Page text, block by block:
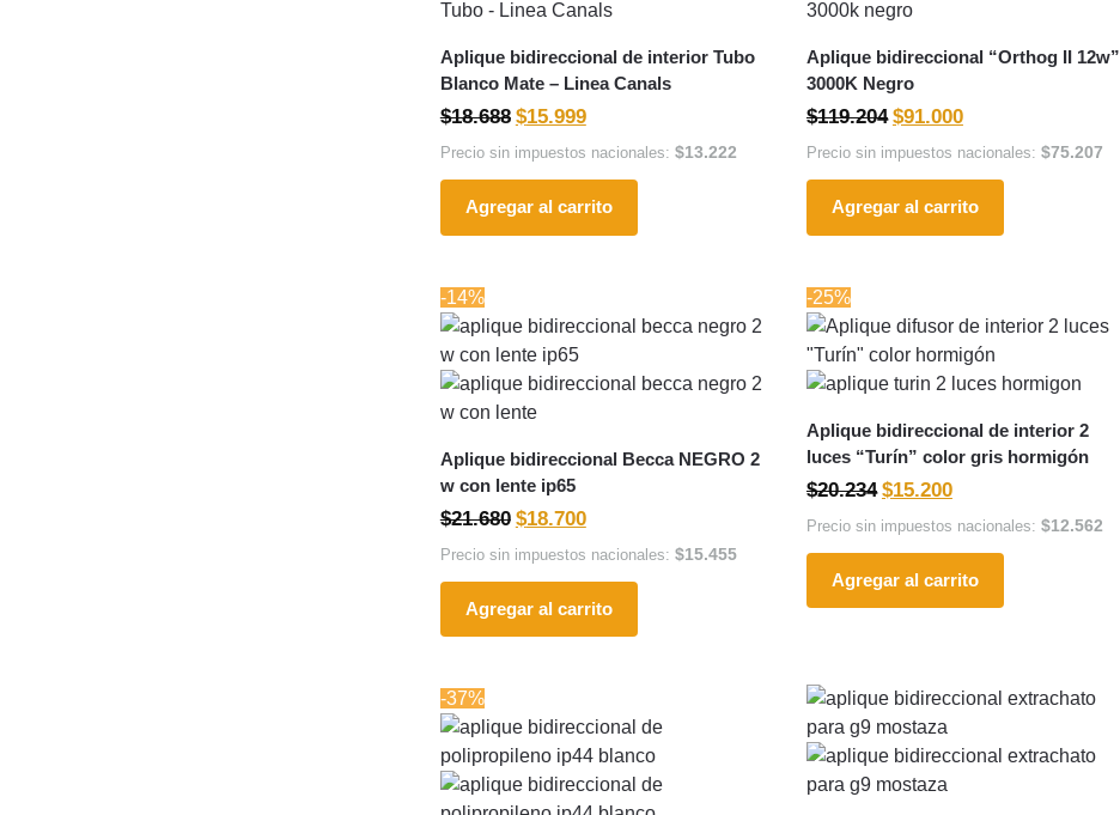
Aplique bidireccional de interior Tubo
Blanco Mate – Linea Canals
$18.688 $15.999
Precio sin impuestos nacionales: $13.222
Agregar al carrito
Aplique bidireccional “Orthog II 12w”
3000K Negro
$119.204 $91.000
Precio sin impuestos nacionales: $75.207
Agregar al carrito
-14%
Aplique bidireccional Becca NEGRO 2
w con lente ip65
$21.680 $18.700
Precio sin impuestos nacionales: $15.455
Agregar al carrito
-25%
Aplique bidireccional de interior 2
luces “Turín” color gris hormigón
$20.234 $15.200
Precio sin impuestos nacionales: $12.562
Agregar al carrito
-37%